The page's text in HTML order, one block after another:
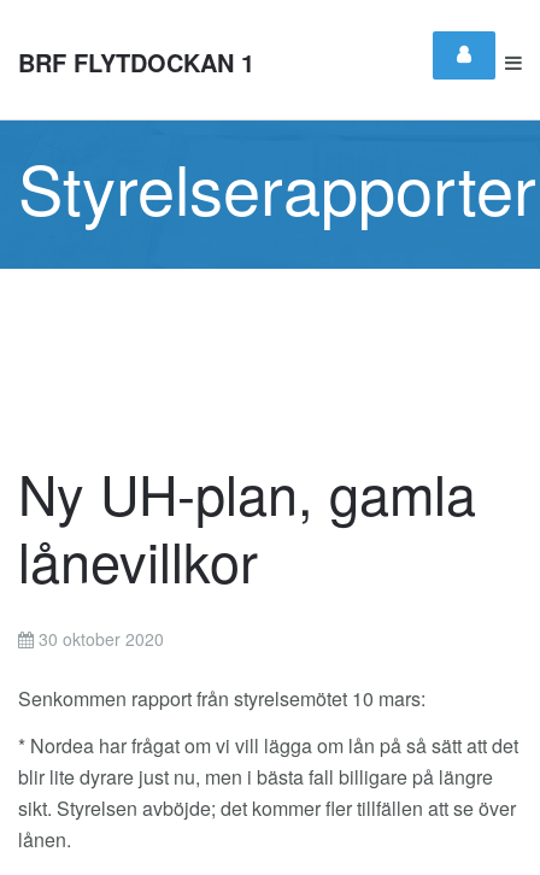
BRF FLYTDOCKAN 1
Styrelserapporter
Ny UH-plan, gamla
lånevillkor
30 oktober 2020
Senkommen rapport från styrelsemötet 10 mars:
* Nordea har frågat om vi vill lägga om lån på så sätt att det
blir lite dyrare just nu, men i bästa fall billigare på längre
sikt. Styrelsen avböjde; det kommer fler tillfällen att se över
lånen.